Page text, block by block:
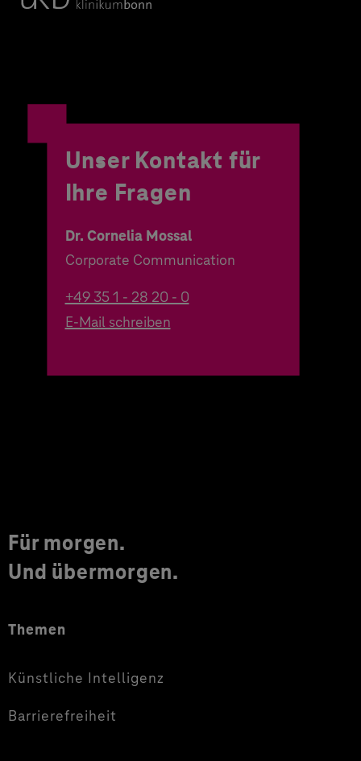
Unser Kontakt für
Ihre Fragen
Dr. Cornelia Mossal
Corporate Communication
+49 35 1 - 28 20 - 0
E-Mail schreiben
Für morgen.
Und übermorgen.
Themen
Künstliche Intelligenz
Barrierefreiheit